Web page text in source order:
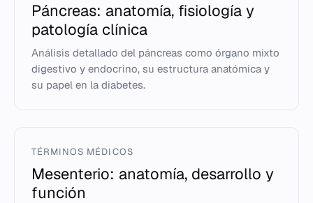
Páncreas: anatomía, fisiología y
patología clínica
Análisis detallado del páncreas como órgano mixto
digestivo y endocrino, su estructura anatómica y
su papel en la diabetes.
TÉRMINOS MÉDICOS
Mesenterio: anatomía, desarrollo y
función